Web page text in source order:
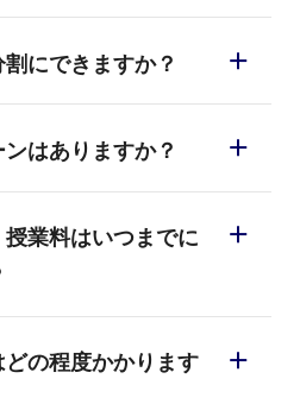
にできますか？
相談にも応じます。ま
用も可能です。親御様
ている入学者の方は、
育ローンのご利用が可
事務局までお問い合わ
はありますか？
けます。KADOKAWAマ
、その中でも皆様にと
すいいくつかの制度を
いています。詳細は教
業料はいつまでに
果の到着の1ヶ月後が目
の程度かかります